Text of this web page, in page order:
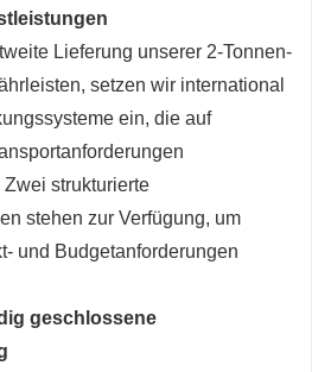
Lieferung unserer 2-Tonnen-
setzen wir international
ein, die auf
strukturierte
stehen zur Verfügung, um
und Budgetanforderungen
geschlossene